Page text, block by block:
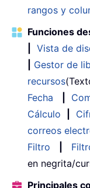
rangos y
Funciones
Vista de
Gestor de
recursos
Fecha
Cálculo
correos
Filtro
en negrita/
Principales